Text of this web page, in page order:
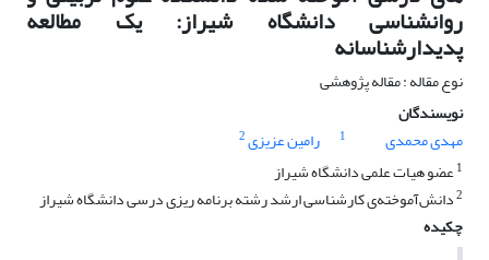
روانشناسی دانشگاه شیراز: یک مطالعه
پدیدارشناسانه
نوع مقاله : مقاله پژوهشی
نویسندگان
مهدی محمدی
1 رامین عزیزی2
1عضو هیات علمی دانشگاه شیراز
2دانش‌آموخته‌ی کارشناسی ارشد رشته برنامه ریزی درسی دانشگاه شیراز
چکیده